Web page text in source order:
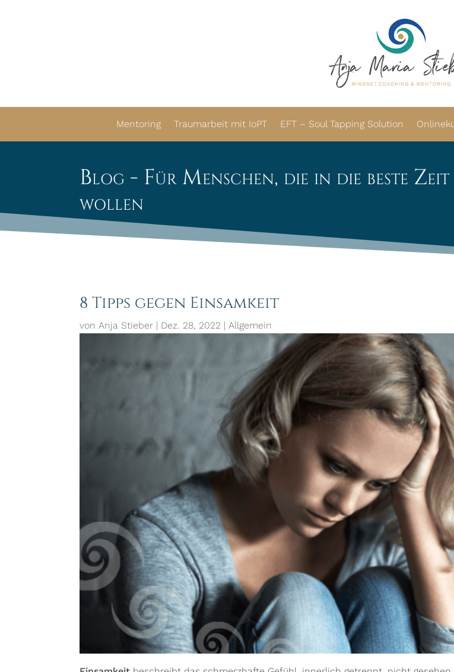
Mentoring Traumarbeit mit IoPT EFT – Soul Tapping Solution
Blog - Für Menschen, die in die beste Zeit
wollen
8 Tipps gegen Einsamkeit
vonAnja Stieber | Dez. 28, 2022 |Allgemein